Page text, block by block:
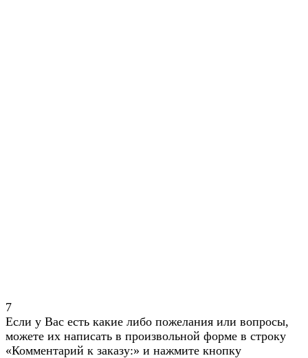
7
Если у Вас есть какие либо пожелания или вопросы,
можете их написать в произвольной форме в строку
«Комментарий к заказу:» и нажмите кнопку